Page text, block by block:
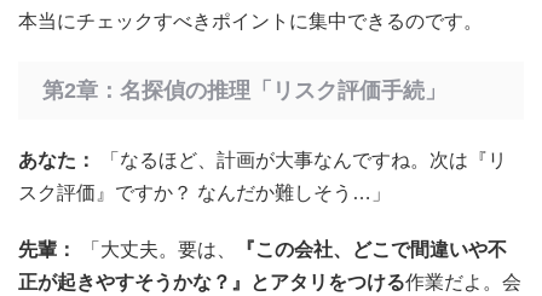
本当にチェックすべきポイントに集中できるのです。
第2章：名探偵の推理「リスク評価手続」
あなた：
「なるほど、計画が大事なんですね。次は『リ
スク評価』ですか？ なんだか難しそう…」
先輩： 「大丈夫。要は、
『この会社、どこで間違いや不
正が起きやすそうかな？』とアタリをつける作業だよ。会